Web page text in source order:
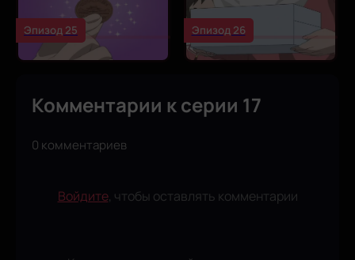
Эпизод 25 Эпизод 26
Комментарии к серии 17
0 комментариев
Войдите, чтобы оставлять комментарии